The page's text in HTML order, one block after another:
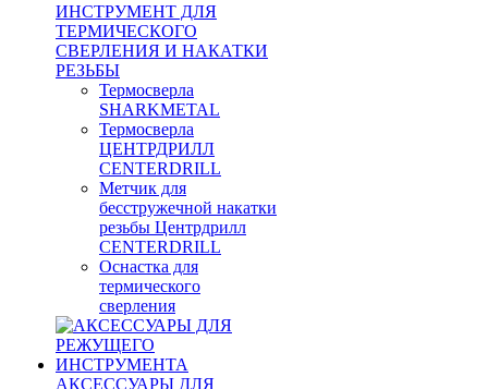
ИНСТРУМЕНТ ДЛЯ
ТЕРМИЧЕСКОГО
СВЕРЛЕНИЯ И НАКАТКИ
РЕЗЬБЫ
Термосверла
SHARKMETAL
Термосверла
ЦЕНТРДРИЛЛ
CENTERDRILL
Метчик для
бесстружечной накатки
резьбы Центрдрилл
CENTERDRILL
Оснастка для
термического
сверления
АКСЕССУАРЫ ДЛЯ